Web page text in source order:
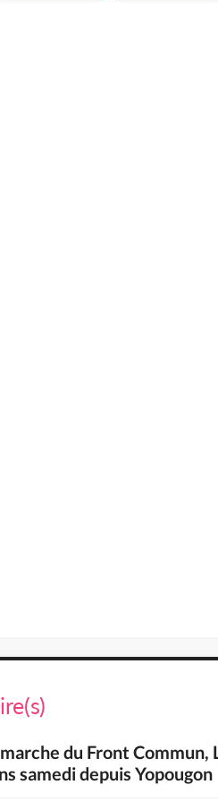
du Front Commun,
samedi depuis Yopougon